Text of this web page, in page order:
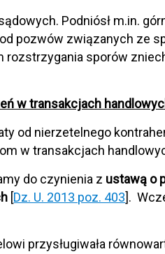
Podniósł m.in.
pozwów związanych ze
sporów
w transakcjach
od nierzetelnego
w transakcjach
do czynienia z ustawą o
[Dz. U. 2013 poz. 403].
przysługiwała